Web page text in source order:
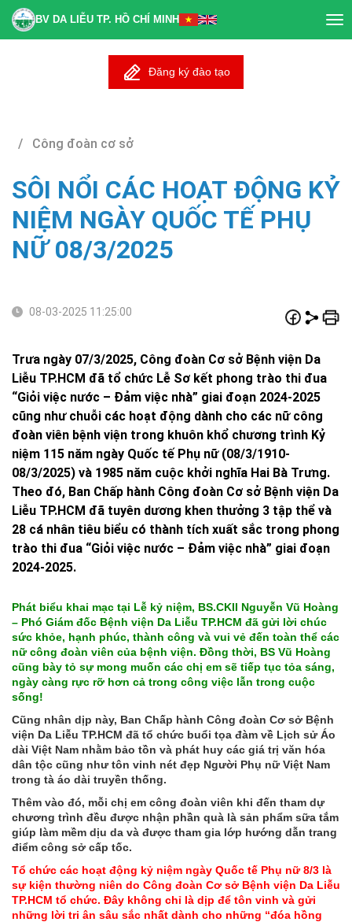
BV DA LIỄU TP. HỒ CHÍ MINH
Đăng ký đào tạo
/ Công đoàn cơ sở
SÔI NỔI CÁC HOẠT ĐỘNG KỶ
NIỆM NGÀY QUỐC TẾ PHỤ
NỮ 08/3/2025
08-03-2025 11:25:00
Trưa ngày 07/3/2025, Công đoàn Cơ sở Bệnh viện Da
Liễu TP.HCM đã tổ chức Lễ Sơ kết phong trào thi đua
“Giỏi việc nước – Đảm việc nhà” giai đoạn 2024-2025
cũng như chuỗi các hoạt động dành cho các nữ công
đoàn viên bệnh viện trong khuôn khổ chương trình Kỷ
niệm 115 năm ngày Quốc tế Phụ nữ (08/3/1910-
08/3/2025) và 1985 năm cuộc khởi nghĩa Hai Bà Trưng.
Theo đó, Ban Chấp hành Công đoàn Cơ sở Bệnh viện Da
Liễu TP.HCM đã tuyên dương khen thưởng 3 tập thể và
28 cá nhân tiêu biểu có thành tích xuất sắc trong phong
trào thi đua “Giỏi việc nước – Đảm việc nhà” giai đoạn
2024-2025.
Phát biểu khai mạc tại Lễ kỷ niệm, BS.CKII Nguyễn Vũ Hoàng
– Phó Giám đốc Bệnh viện Da Liễu TP.HCM đã gửi lời chúc
sức khỏe, hạnh phúc, thành công và vui vẻ đến toàn thể các
nữ công đoàn viên của bệnh viện. Đồng thời, BS Vũ Hoàng
cũng bày tỏ sự mong muốn các chị em sẽ tiếp tục tỏa sáng,
ngày càng rực rỡ hơn cả trong công việc lẫn trong cuộc
sống!
Cũng nhân dịp này, Ban Chấp hành Công đoàn Cơ sở Bệnh
viện Da Liễu TP.HCM đã tổ chức buổi tọa đàm về Lịch sử Áo
dài Việt Nam nhằm bảo tồn và phát huy các giá trị văn hóa
dân tộc cũng như tôn vinh nét đẹp Người Phụ nữ Việt Nam
trong tà áo dài truyền thống.
Thêm vào đó, mỗi chị em công đoàn viên khi đến tham dự
chương trình đều được nhận phần quà là sản phẩm sữa tắm
giúp làm mềm dịu da và được tham gia lớp hướng dẫn trang
điểm công sở cấp tốc.
Tổ chức các hoạt động kỷ niệm ngày Quốc tế Phụ nữ 8/3 là
sự kiện thường niên do Công đoàn Cơ sở Bệnh viện Da Liễu
TP.HCM tổ chức. Đây không chỉ là dịp để tôn vinh và gửi
những lời tri ân sâu sắc nhất dành cho những “đóa hồng